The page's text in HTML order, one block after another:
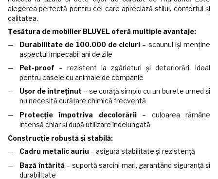
alegerea perfectă pentru cei care apreciază stilul, confortul și
calitatea.
Țesătura de mobilier BLUVEL oferă multiple avantaje:
Durabilitate de 100.000 de cicluri – scaunul își menține
aspectul impecabil ani de zile
Pet-proof – rezistent la zgârieturi și deteriorări, ideal
pentru casele cu animale de companie
Ușor de întreținut – se curăță simplu cu un burete umed și
nu necesită curățare chimică frecventă
Protecție împotriva decolorării – culoarea rămâne
intensă chiar și după utilizare îndelungată
Construcție robustă și stabilă:
Cadru metalic auriu – asigură stabilitate și rezistență
Bază întărită– suportă sarcini mari, garantând siguranță și
durabilitate